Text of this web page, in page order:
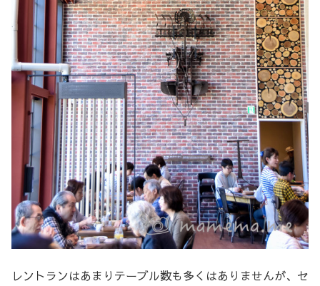
レントランはあまりテーブル数も多くはありませんが、セ